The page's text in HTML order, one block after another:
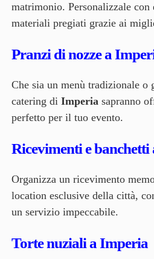
matrimonio. Personalizzale con
materiali pregiati grazie ai
Pranzi di nozze a
Che sia un menù tradizionale o
catering di Imperiasapranno
perfetto per il tuo evento.
Ricevimenti e
Organizza un ricevimento
location esclusive della città,
un servizio impeccabile.
Torte nuziali a Imperia